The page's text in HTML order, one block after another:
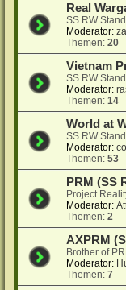
Real
SS RW
Moderator:
Themen:20
Vietnam
SS RW
Moderator:
Themen:14
World at
SS RW
Moderator:
Themen:53
PRM (SS
Project
Moderator:
Themen:2
AXPRM
Brother of
Moderator:
Themen:7